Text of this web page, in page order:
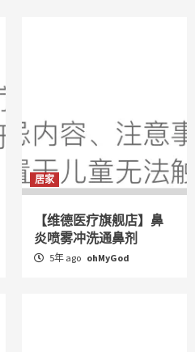
居家
【维德医疗旗舰店】鼻
炎喷雾冲洗通鼻剂
5年 ago ohMyGod